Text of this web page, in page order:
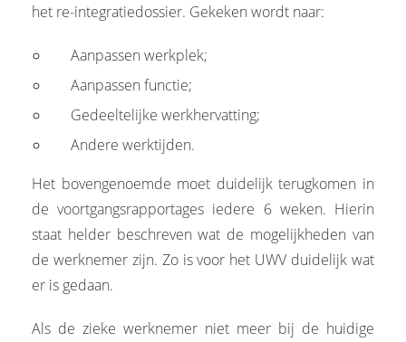
het re-integratiedossier. Gekeken wordt naar:
Aanpassen werkplek;
Aanpassen functie;
Gedeeltelijke werkhervatting;
Andere werktijden.
Het bovengenoemde moet duidelijk terugkomen in
de voortgangsrapportages iedere 6 weken. Hierin
staat helder beschreven wat de mogelijkheden van
de werknemer zijn. Zo is voor het UWV duidelijk wat
er is gedaan.
Als de zieke werknemer niet meer bij de huidige